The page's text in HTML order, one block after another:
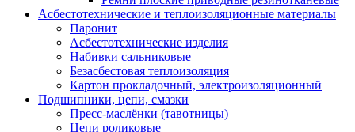
Асбестотехнические и теплоизоляционные материалы
Паронит
Асбестотехнические изделия
Набивки сальниковые
Безасбестовая теплоизоляция
Картон прокладочный, электроизоляционный
Подшипники, цепи, смазки
Пресс-маслёнки (тавотницы)
Цепи роликовые